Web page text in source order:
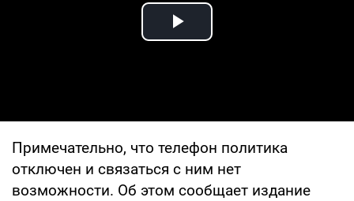
Play Video
Примечательно, что телефон политика
отключен и связаться с ним нет
возможности. Об этом сообщает издание